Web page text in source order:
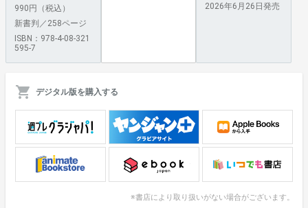
990円（税込）
新書判／258ページ
ISBN：978-4-08-321
595-7
2026年6月26日発売
デジタル版を購入する
※書店により取り扱いがない場合がございます。